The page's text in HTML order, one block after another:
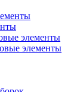
элементы
элементы